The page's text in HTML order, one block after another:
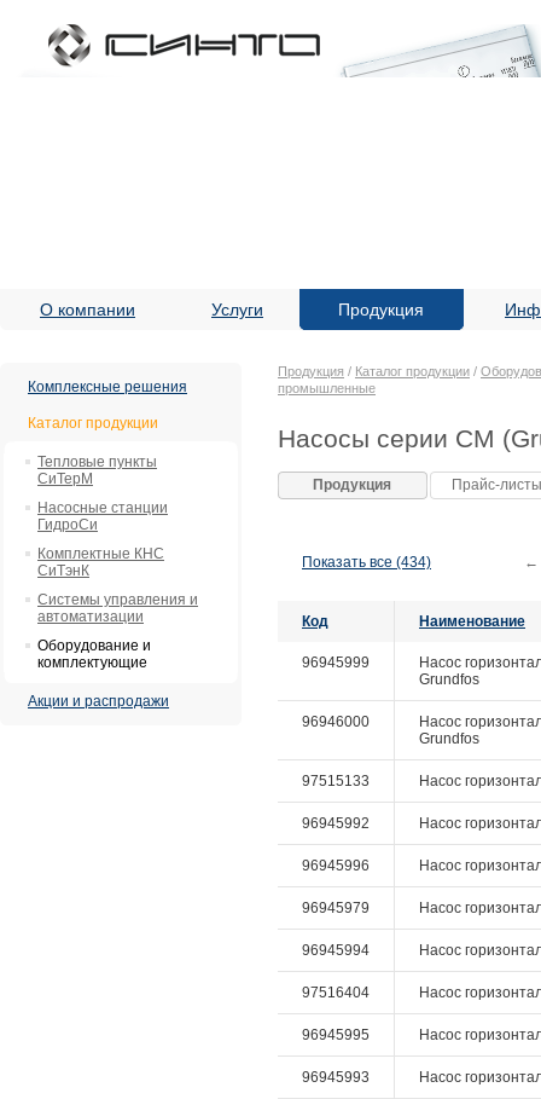
О компании Услуги Продукция
Комплексные решения
Каталог продукции
Тепловые пункты
СиТерМ
Насосные станции
ГидроСи
Комплектные КНС
СиТэнК
Системы управления и
автоматизации
Оборудование и
комплектующие
Акции и распродажи
Продукция / Каталог продукции /
промышленные
Насосы серии CM
Продукция Прайс-
Показать все (434) ←
Код Наименование
96945999
Насос
Grundfos
96946000
Насос
Grundfos
97515133 Насос
96945992 Насос
96945996 Насос
96945979 Насос
96945994 Насос
97516404 Насос
96945995 Насос
96945993 Насос